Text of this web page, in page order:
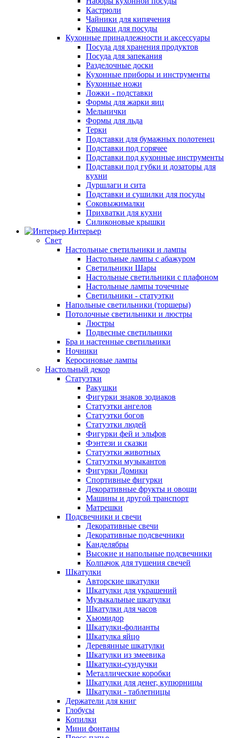
Кастрюли
Чайники для кипячения
Крышки для посуды
Кухонные принадлежности и аксессуары
Посуда для хранения продуктов
Посуда для запекания
Разделочные доски
Кухонные приборы и инструменты
Кухонные ножи
Ложки - подставки
Формы для жарки яиц
Мельнички
Формы для льда
Терки
Подставки для бумажных полотенец
Подставки под горячее
Подставки под кухонные инструменты
Подставки под губки и дозаторы для
кухни
Дуршлаги и сита
Подставки и сушилки для посуды
Соковыжималки
Прихватки для кухни
Силиконовые крышки
Интерьер
Свет
Настольные светильники и лампы
Настольные лампы с абажуром
Светильники Шары
Настольные светильники с плафоном
Настольные лампы точечные
Светильники - статуэтки
Напольные светильники (торшеры)
Потолочные светильники и люстры
Люстры
Подвесные светильники
Бра и настенные светильники
Ночники
Керосиновые лампы
Настольный декор
Статуэтки
Ракушки
Фигурки знаков зодиаков
Статуэтки ангелов
Статуэтки богов
Статуэтки людей
Фигурки фей и эльфов
Фэнтези и сказки
Статуэтки животных
Статуэтки музыкантов
Фигурки Домики
Спортивные фигурки
Декоративные фрукты и овощи
Машины и другой транспорт
Матрешки
Подсвечники и свечи
Декоративные свечи
Декоративные подсвечники
Канделябры
Высокие и напольные подсвечники
Колпачок для тушения свечей
Шкатулки
Авторские шкатулки
Шкатулки для украшений
Музыкальные шкатулки
Шкатулки для часов
Хьюмидор
Шкатулки-фолианты
Шкатулка яйцо
Деревянные шкатулки
Шкатулки из змеевика
Шкатулки-сундучки
Металлические коробки
Шкатулки для денег, купюрницы
Шкатулки - таблетницы
Держатели для книг
Глобусы
Копилки
Мини фонтаны